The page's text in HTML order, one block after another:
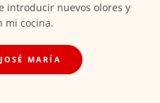
introducir nuevos olores y
mi cocina.
MARÍA